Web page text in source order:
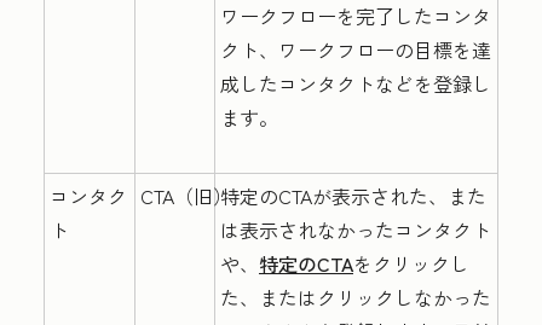
ワークフローを完了したコンタ
クト、ワークフローの目標を達
成したコンタクトなどを登録し
ます。
コンタク
ト
CTA（旧）特定のCTAが表示された、また
は表示されなかったコンタクト
や、 特定のCTAをクリックし
た、またはクリックしなかった